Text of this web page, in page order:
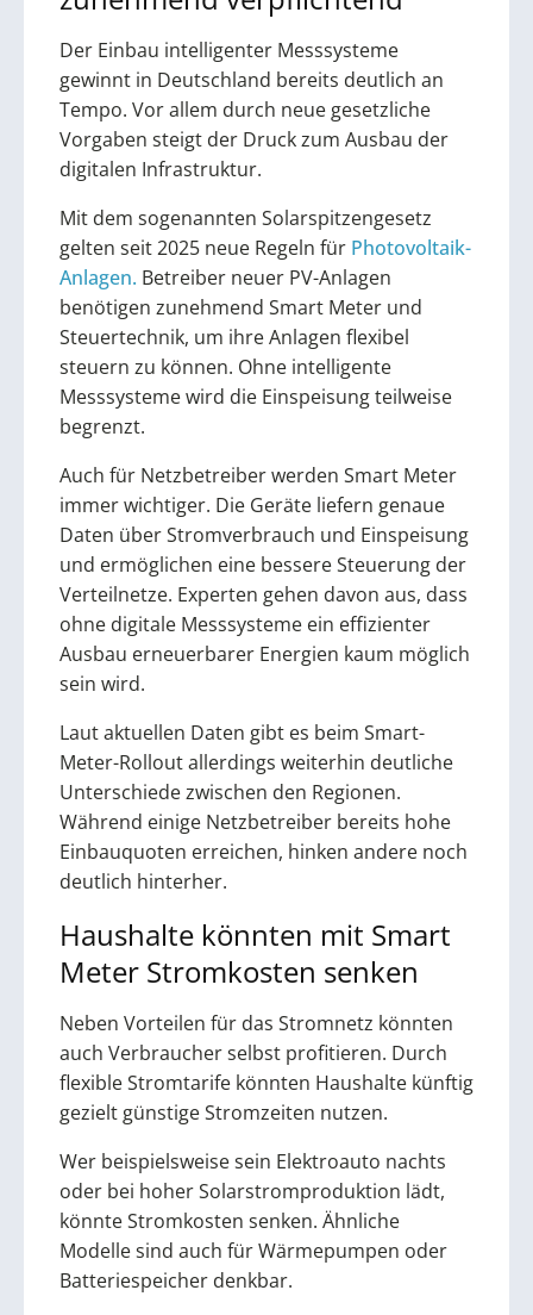
Der Einbau intelligenter Messsysteme
gewinnt in Deutschland bereits deutlich an
Tempo. Vor allem durch neue gesetzliche
Vorgaben steigt der Druck zum Ausbau der
digitalen Infrastruktur.
Mit dem sogenannten Solarspitzengesetz
gelten seit 2025 neue Regeln für Photovoltaik-
Anlagen. Betreiber neuer PV-Anlagen
benötigen zunehmend Smart Meter und
Steuertechnik, um ihre Anlagen flexibel
steuern zu können. Ohne intelligente
Messsysteme wird die Einspeisung teilweise
begrenzt.
Auch für Netzbetreiber werden Smart Meter
immer wichtiger. Die Geräte liefern genaue
Daten über Stromverbrauch und Einspeisung
und ermöglichen eine bessere Steuerung der
Verteilnetze. Experten gehen davon aus, dass
ohne digitale Messsysteme ein effizienter
Ausbau erneuerbarer Energien kaum möglich
sein wird.
Laut aktuellen Daten gibt es beim Smart-
Meter-Rollout allerdings weiterhin deutliche
Unterschiede zwischen den Regionen.
Während einige Netzbetreiber bereits hohe
Einbauquoten erreichen, hinken andere noch
deutlich hinterher.
Haushalte könnten mit Smart
Meter Stromkosten senken
Neben Vorteilen für das Stromnetz könnten
auch Verbraucher selbst profitieren. Durch
flexible Stromtarife könnten Haushalte künftig
gezielt günstige Stromzeiten nutzen.
Wer beispielsweise sein Elektroauto nachts
oder bei hoher Solarstromproduktion lädt,
könnte Stromkosten senken. Ähnliche
Modelle sind auch für Wärmepumpen oder
Batteriespeicher denkbar.